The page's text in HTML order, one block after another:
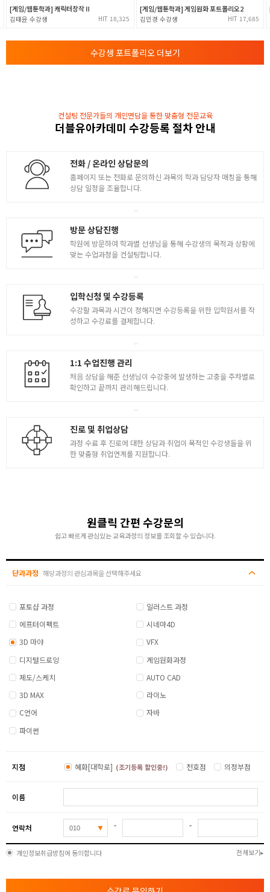
[ 랜더링 기초 ( 아놀드 랜더링 ) ]
- 라이팅 / 쉐이딩 / 폴리곤쉐이딩 / 질감제작
애니메이션 기초
- 공튀기기 애니메이션
- 무거운 공, 가벼운 공 튕기기 애니메이션
- 꼬리 달린 공 애니메이션 실습
5
걷기 / 뛰기 애니메이션
- 전신 워킹 애니메이션 실습
- 러닝 애니메이션의 이해 및 실습
- 사물 애니메이션 / FK & IK
애니메이션 제작
- 배경 랜더링 실습 ( 거실 / 부엌 / 욕실 )
- 배경 랜더 세팅 및 캐릭터 랜더 세팅
- 캐릭터 쉐이딩/라이팅/리깅 및 캐릭터 카메라 셋업
- 캐릭터 애니메이션 / 랜더링
[게임/웹툰학과] 캐릭터창작Ⅱ
김태윤 18,325
[게임/웹툰학과] 게임원화 포트폴리오2
김민경 17,685
수강생 포트폴리오 더보기
컨설팅 전문가들의 개인면담을 통한 맞춤형 전문교육
더블유아카데미 수강등록 절차 안내
전화 / 온라인 상담문의
홈페이지 또는 전화로 문의하신 과목의 학과 담당자 매칭을 통해
상담 일정을 조율합니다.
방문 상담진행
학원에 방문하여 학과별 선생님을 통해 수강생의 목적과 상황에
맞는 수업과정을 컨설팅합니다.
입학신청 및 수강등록
수강할 과목과 시간이 정해지면 수강등록을 위한 입학원서를 작
성하고 수강료를 결제합니다.
1:1 수업진행 관리
처음 상담을 해준 선생님이 수강중에 발생하는 고충을 주차별로
확인하고 끝까지 관리해드립니다.
진로 및 취업상담
과정 수료 후 진로에 대한 상담과 취업이 목적인 수강생들을 위
한 맞춤형 취업연계를 지원합니다.
원클릭 간편 수강문의
쉽고 빠르게 관심있는 교육과정의 정보를 조회할 수 있습니다.
단과과정 해당과정의 관심과목을 선택해주세요
포토샵 과정
일러스트 과정
에프터이펙트
시네마4D
3D 마야
VFX
디지털드로잉
게임원화과정
제도/스케치
AUTO CAD
3D MAX
라이노
C언어
자바
파이썬
지점 혜화[대학로] (조기등록 할인중!) 천호점 의정부점
이름
연락처 - -
개인정보취급방침에 동의합니다 전체보기